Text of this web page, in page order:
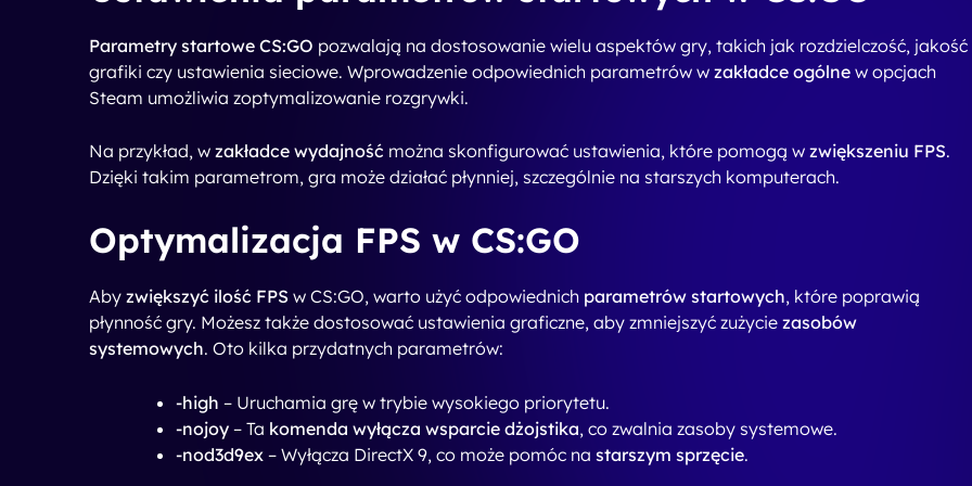
elementów czy dostosowanieilości rdzeni procesora do gry pomogą Ci osiągnąć lepsze wyniki w grze,
linkiem.
Opcje uruchamiania CS:GO -
Najważniejsze pytania
Aby dostosować opcje uruchamiania CS:GO, należy wpisać odpowiednie komendy startowe w oknie
opcji uruchamiania na Steamie. Oto przykładowe komendy:
-novid– Wyłącza intro przy uruchomieniu gry.
-high – Uruchamia grę w trybie wysokiego priorytetu, co poprawia wydajność.
-fullscreen– Ustawia tryb pełnoekranowy. Te komendy pozwalają na dostosowanie